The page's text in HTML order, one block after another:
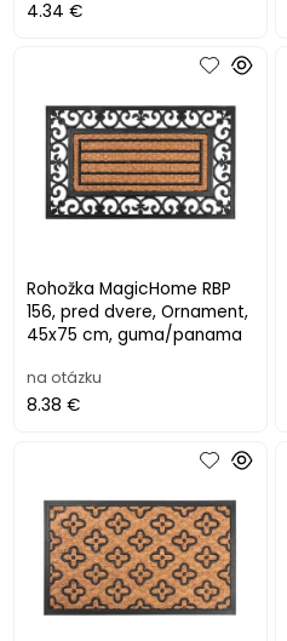
4.34 €
Rohožka MagicHome RBP
156, pred dvere, Ornament,
45x75 cm, guma/panama
na otázku
8.38 €